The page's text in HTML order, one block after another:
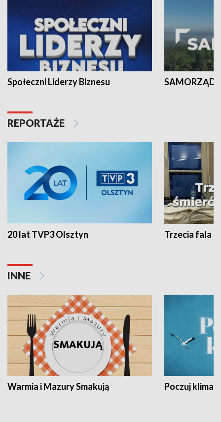
Społeczni Liderzy Biznesu SAMORZĄD
REPORTAŻE
20 lat TVP3 Olsztyn Trzecia fala -
INNE
Warmia i Mazury Smakują Poczuj klimat